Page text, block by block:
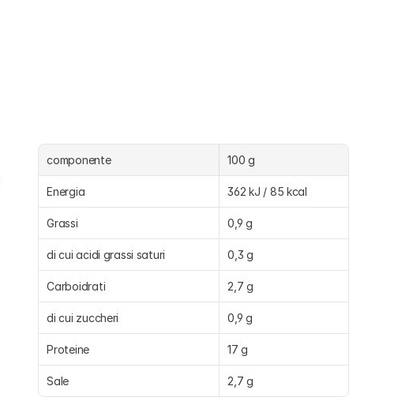
componente 100 g
Energia 362 kJ / 85 kcal
Grassi 0,9 g
di cui acidi grassi saturi 0,3 g
Carboidrati 2,7 g
di cui zuccheri 0,9 g
Proteine 17 g
Sale 2,7 g